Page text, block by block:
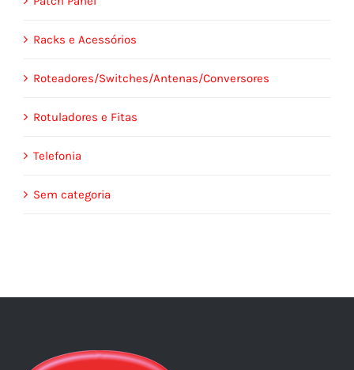
Racks e Acessórios
Roteadores/Switches/Antenas/Conversores
Rotuladores e Fitas
Telefonia
Sem categoria